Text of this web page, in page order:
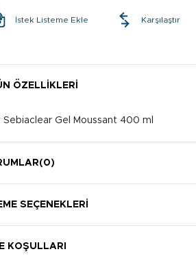
İstek Listeme Ekle Karşılaştır
ÖZELLIKLERI
Sebiaclear Gel Moussant 400 ml
(0)
SEÇENEKLERI
KOŞULLARI